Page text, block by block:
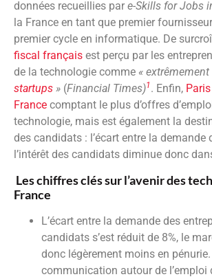
données recueillies par e-Skills for Jobs
la France en tant que premier
premier cycle en informatique. De
fiscal français est perçu par les
de la technologie comme «
startups » (Financial Times)1 . Enfin,
France comptant le plus d’offres
technologie, mais est également la
des candidats : l’écart entre la demande
l’intérêt des candidats diminue donc
Les chiffres clés sur l’avenir des
France
L’écart entre la demande des
candidats s’est réduit de 8%, le
donc légèrement moins en
communication autour de l’emploi